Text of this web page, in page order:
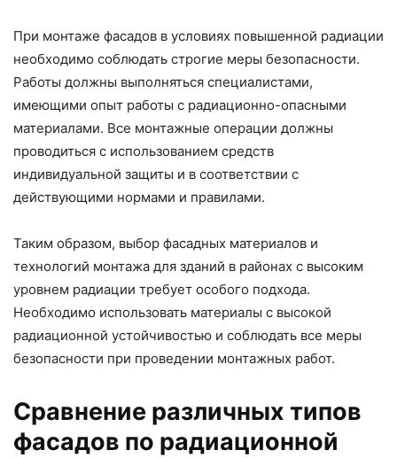
При монтаже фасадов в условиях повышенной радиации
необходимо соблюдать строгие меры безопасности.
Работы должны выполняться специалистами,
имеющими опыт работы с радиационно-опасными
материалами. Все монтажные операции должны
проводиться с использованием средств
индивидуальной защиты и в соответствии с
действующими нормами и правилами.
Таким образом, выбор фасадных материалов и
технологий монтажа для зданий в районах с высоким
уровнем радиации требует особого подхода.
Необходимо использовать материалы с высокой
радиационной устойчивостью и соблюдать все меры
безопасности при проведении монтажных работ.
Сравнение различных типов
фасадов по радиационной